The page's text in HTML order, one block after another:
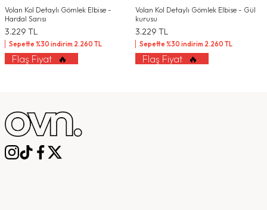
Volan Kol Detaylı Gömlek Elbise -
Hardal Sarısı
3.229 TL
Sepette %30 indirim 2.260TL
Flaş Fiyat 🔥
Volan Kol Detaylı Gömlek Elbise - Gül
kurusu
3.229 TL
Sepette %30 indirim 2.260TL
Flaş Fiyat 🔥